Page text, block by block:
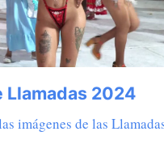
Llamadas 2024
imágenes de las